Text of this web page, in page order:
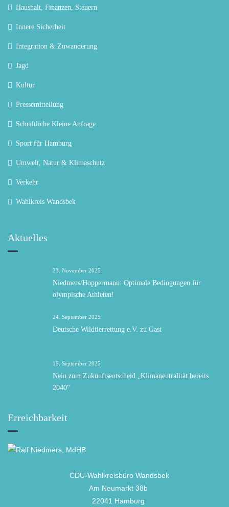
Haushalt, Finanzen, Steuern
Innere Sicherheit
Integration & Zuwanderung
Jagd
Kultur
Pressemitteilung
Schriftliche Kleine Anfrage
Sport für Hamburg
Umwelt, Natur & Klimaschutz
Verkehr
Wahlkreis Wandsbek
Aktuelles
23. November 2025
Niedmers/Hoppermann: Optimale Bedingungen für
olympische Athleten!
24. September 2025
Deutsche Wildtierrettung e.V. zu Gast
15. September 2025
Nein zum Zukunftsentscheid „Klimaneutralität bereits
2040“
Erreichbarkeit
CDU-Wahlkreisbüro Wandsbek
Am Neumarkt 38b
22041 Hamburg